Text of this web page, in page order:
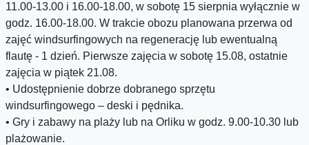
11.00-13.00 i 16.00-18.00, w sobotę 15 sierpnia wyłącznie w
godz. 16.00-18.00. W trakcie obozu planowana przerwa od
zajęć windsurfingowych na regenerację lub ewentualną
flautę - 1 dzień. Pierwsze zajęcia w sobotę 15.08, ostatnie
zajęcia w piątek 21.08.
• Udostępnienie dobrze dobranego sprzętu
windsurfingowego – deski i pędnika.
• Gry i zabawy na plaży lub na Orliku w godz. 9.00-10.30 lub
plażowanie.